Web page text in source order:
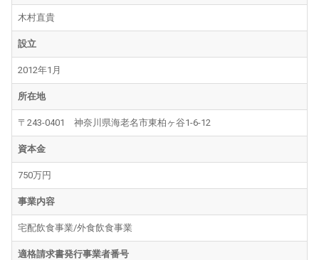
木村直貴
設立
2012年1月
所在地
〒243-0401 神奈川県海老名市東柏ヶ谷1-6-12
資本金
750万円
事業内容
宅配飲食事業/外食飲食事業
適格請求書発行事業者番号